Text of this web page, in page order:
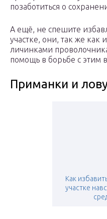
позаботиться о
А ещё, не спешите
участке, они, так же как
личинками
помощь в борьбе с этим
Приманки и
Как
участке